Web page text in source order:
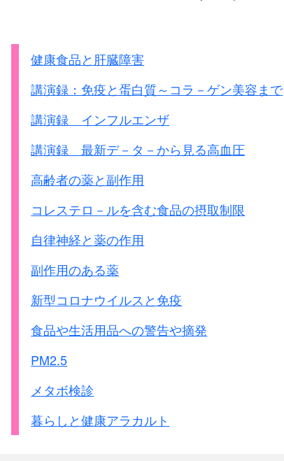
健康食品と肝臓障害
講演録：免疫と蛋白質～コラ－ゲン美容まで
講演録 インフルエンザ
講演録 最新デ－タ－から見る高血圧
高齢者の薬と副作用
コレステロ－ルを含む食品の摂取制限
自律神経と薬の作用
副作用のある薬
新型コロナウイルスと免疫
食品や生活用品への警告や摘発
PM2.5
メタボ検診
暮らしと健康アラカルト